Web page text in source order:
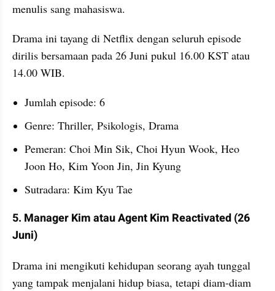
menulis sang mahasiswa.
Drama ini tayang di Netflix dengan seluruh episode
dirilis bersamaan pada 26 Juni pukul 16.00 KST atau
14.00 WIB.
Jumlah episode: 6
Genre: Thriller, Psikologis, Drama
Pemeran: Choi Min Sik, Choi Hyun Wook, Heo
Joon Ho, Kim Yoon Jin, Jin Kyung
Sutradara: Kim Kyu Tae
5. Manager Kim atau Agent Kim Reactivated (26
Juni)
Drama ini mengikuti kehidupan seorang ayah tunggal
yang tampak menjalani hidup biasa, tetapi diam-diam